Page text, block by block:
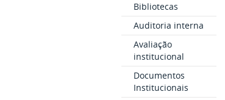
Bibliotecas
Auditoria interna
Avaliação
institucional
Documentos
Institucionais